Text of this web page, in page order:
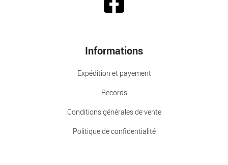
Informations
Expédition et payement
Records
Conditions générales de vente
Politique de confidentialité